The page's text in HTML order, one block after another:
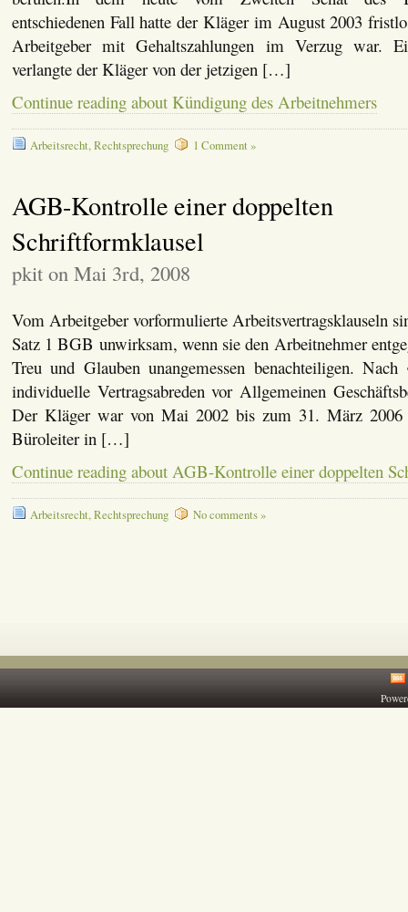
entschiedenen Fall hatte der Kläger im August 2003
Arbeitgeber mit Gehaltszahlungen im Verzug war.
verlangte der Kläger von der jetzigen […]
Continue reading about Kündigung des Arbeitnehmers
Arbeitsrecht,Rechtsprechung 1 Comment »
AGB-Kontrolle einer doppelten
Schriftformklausel
pkit on Mai 3rd, 2008
Vom Arbeitgeber vorformulierte Arbeitsvertragsklauseln
Satz 1 BGB unwirksam, wenn sie den Arbeitnehmer
Treu und Glauben unangemessen benachteiligen.
individuelle Vertragsabreden vor Allgemeinen
Der Kläger war von Mai 2002 bis zum 31. März
Büroleiter in […]
Continue reading about AGB-Kontrolle einer doppelten
Arbeitsrecht,Rechtsprechung No comments »